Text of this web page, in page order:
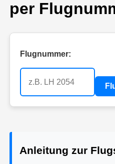
per
Flugnummer:
Anleitung zur